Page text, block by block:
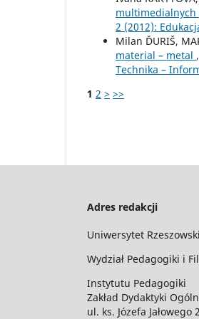
multimedialnych
2 (2012):
Milan ĎURIŠ,
material – metal ,
Technika –
1 2 > >>
Adres redakcji
Uniwersytet Rzeszowski
Wydział Pedagogiki i
Instytutu Pedagogiki
Zakład Dydaktyki
ul. ks. Józefa Jałowego